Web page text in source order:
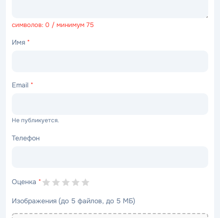
символов: 0 / минимум 75
Имя *
Email *
Не публикуется.
Телефон
Оценка *
Изображения (до 5 файлов, до 5 МБ)